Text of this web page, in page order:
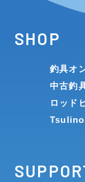
SHOP
釣具オ
中古釣
ロッド
Tsulino